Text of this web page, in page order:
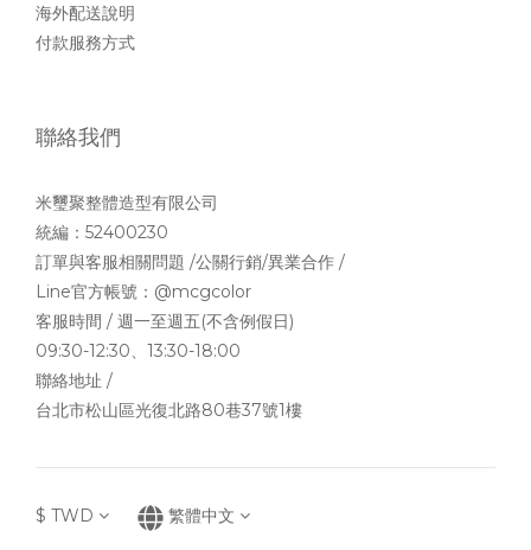
海外配送說明
付款服務方式
聯絡我們
米璽聚整體造型有限公司
統編：52400230
訂單與客服相關問題 /公關行銷/異業合作 /
Line官方帳號： @mcgcolor
客服時間 / 週一至週五(不含例假日)
09:30-12:30、13:30-18:00
聯絡地址 /
台北市松山區光復北路80巷37號1樓
$ TWD 繁體中文